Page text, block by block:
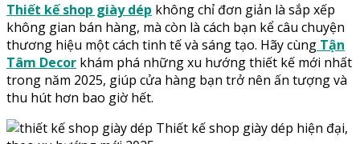
Thiết kế shop giày dép không chỉ đơn giản là sắp xếp
không gian bán hàng, mà còn là cách bạn kể câu chuyện
thương hiệu một cách tinh tế và sáng tạo. Hãy cùng Tận
Tâm Decor khám phá những xu hướng thiết kế mới nhất
trong năm 2025, giúp cửa hàng bạn trở nên ấn tượng và
thu hút hơn bao giờ hết.
Thiết kế shop giày dép hiện đại,